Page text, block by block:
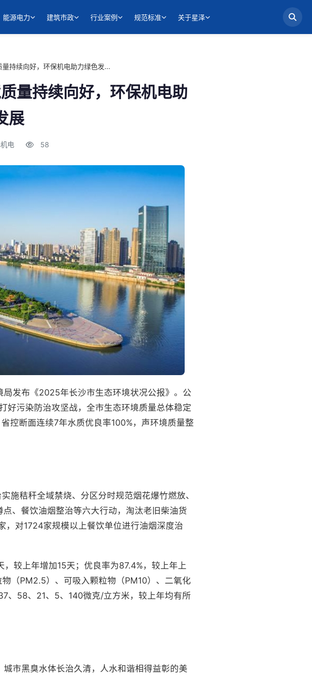
能源电力 建筑市政 行业案例 规范标准 关于星泽
持续向好，环保机电助力绿色发...
量持续向好，环保机电助
展
电 58
发布《2025年长沙市生态环境状况公报》。公
好污染防治攻坚战，全市生态环境质量总体稳定
控断面连续7年水质优良率100%，声环境质量整
施秸秆全域禁烧、分区分时规范烟花爆竹燃放、
、餐饮油烟整治等六大行动，淘汰老旧柴油货
对1724家规模以上餐饮单位进行油烟深度治
较上年增加15天；优良率为87.4%，较上年上
（PM2.5）、可吸入颗粒物（PM10）、二氧化
、58、21、5、140微克/立方米，较上年均有所
市黑臭水体长治久清，人水和谐相得益彰的美